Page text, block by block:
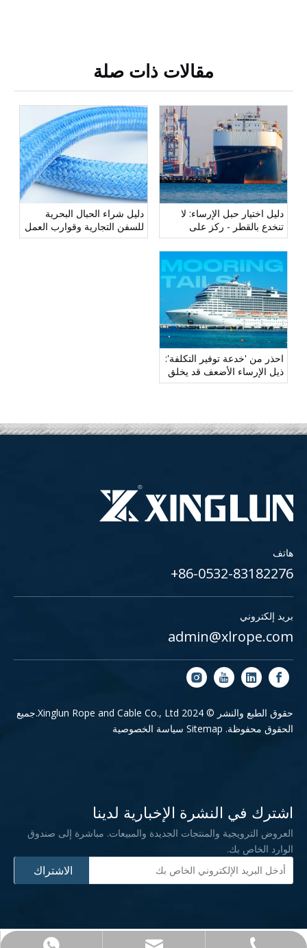
مقالات ذات صلة
دليل اختيار حبل الإرساء: لا
تنخدع بالقطر - ركز على
LDBF
دليل شراء الحبال البحرية
للسفن التجارية وقوارب العمل
والقوارب الترفيهية
احذر من 'خدعة توفير التكلفة':
ذيل الإرساء الأضعف قد يخلق
مخاطر خفية على السلامة
هاتف
86-0532-83182276+
بريد إلكتروني
admin@xlrope.com
حقوق الطبع والنشر © 2024 Xinglun Rope and Cable Co., Ltd.جميع
الحقوق محفوظة. Sitemap سياسة الخصوصية
اشترك في النشرة الإخبارية لدينا
العروض الترويجية والمنتجات الجديدة والمبيعات. مباشرة إلى صندوق
الوارد الخاص بك.
الاشتراك